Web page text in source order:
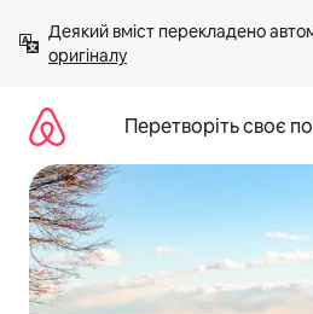
вмісту
Деякий вміст перекладено
оригіналу
Перетворіть своє